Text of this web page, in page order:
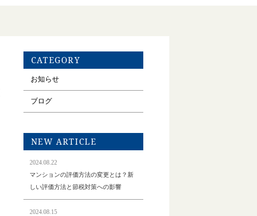
CATEGORY
お知らせ
ブログ
NEW ARTICLE
2024.08.22
マンションの評価方法の変更とは？新
しい評価方法と節税対策への影響
2024.08.15